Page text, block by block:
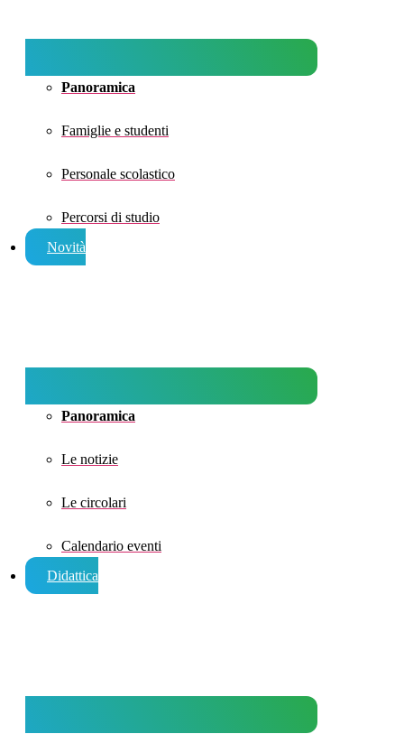
Panoramica
Famiglie e studenti
Personale scolastico
Percorsi di studio
Novità
Panoramica
Le notizie
Le circolari
Calendario eventi
Didattica